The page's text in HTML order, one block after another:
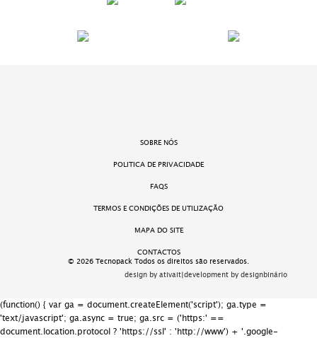
SOBRE NÓS
POLITICA DE PRIVACIDADE
FAQS
TERMOS E CONDIÇÕES DE UTILIZAÇÃO
MAPA DO SITE
CONTACTOS
© 2026 Tecnopack Todos os direitos são reservados.
development by designbinário
|
design by ativait
(function() { var ga = document.createElement('script'); ga.type =
'text/javascript'; ga.async = true; ga.src = ('https:' ==
document.location.protocol ? 'https://ssl' : 'http://www') + '.google-